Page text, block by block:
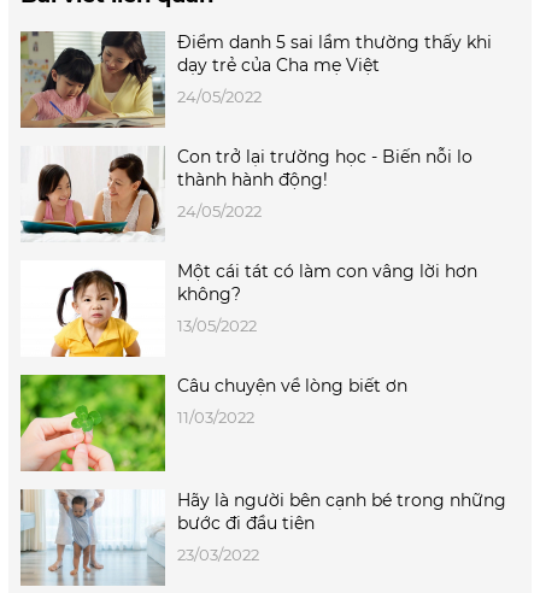
Điểm danh 5 sai lầm thường thấy khi
dạy trẻ của Cha mẹ Việt
24/05/2022
Con trở lại trường học - Biến nỗi lo
thành hành động!
24/05/2022
Một cái tát có làm con vâng lời hơn
không?
13/05/2022
Câu chuyện về lòng biết ơn
11/03/2022
Hãy là người bên cạnh bé trong những
bước đi đầu tiên
23/03/2022